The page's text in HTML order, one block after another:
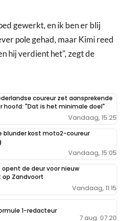
gewerkt, en ik ben er blij
pole gehad, maar Kimi reed
hij verdient het", zegt de
coureur zet aansprekende
hoofd: "Dat is het minimale doel"
Vandaag, 15:25
blunder kost moto2-coureur
Vandaag, 15:05
de deur voor nieuw
Zandvoort
Vandaag, 11:15
1-redacteur
7 aug. 07:20